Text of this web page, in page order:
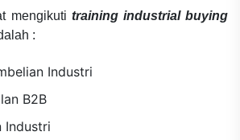
mengikuti training industrial buying
:
Industri
B2B
Industri